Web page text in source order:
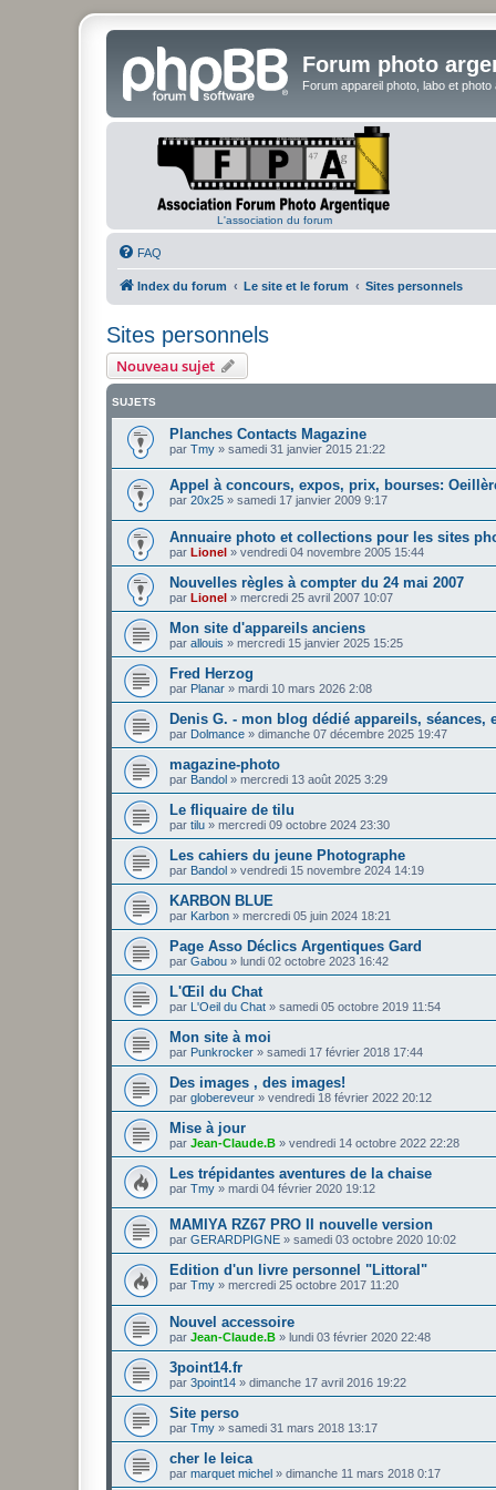
Forum photo
Forum appareil photo, labo et photo
L'association du forum
FAQ
Index du forum Le site et le forum Sites personnels
Sites personnels
Nouveau sujet
SUJETS
Planches Contacts Magazine
par Tmy » samedi 31 janvier 2015 21:22
Appel à concours, expos, prix, bourses:
par 20x25 » samedi 17 janvier 2009 9:17
Annuaire photo et collections pour les sites
par Lionel » vendredi 04 novembre 2005 15:44
Nouvelles règles à compter du 24 mai 2007
par Lionel » mercredi 25 avril 2007 10:07
Mon site d'appareils anciens
par allouis » mercredi 15 janvier 2025 15:25
Fred Herzog
par Planar » mardi 10 mars 2026 2:08
Denis G. - mon blog dédié appareils, séances,
par Dolmance » dimanche 07 décembre 2025 19:47
magazine-photo
par Bandol » mercredi 13 août 2025 3:29
Le fliquaire de tilu
par tilu » mercredi 09 octobre 2024 23:30
Les cahiers du jeune Photographe
par Bandol » vendredi 15 novembre 2024 14:19
KARBON BLUE
par Karbon » mercredi 05 juin 2024 18:21
Page Asso Déclics Argentiques Gard
par Gabou » lundi 02 octobre 2023 16:42
L'Œil du Chat
par L'Oeil du Chat » samedi 05 octobre 2019 11:54
Mon site à moi
par Punkrocker » samedi 17 février 2018 17:44
Des images , des images!
par globereveur » vendredi 18 février 2022 20:12
Mise à jour
par Jean-Claude.B » vendredi 14 octobre 2022 22:28
Les trépidantes aventures de la chaise
par Tmy » mardi 04 février 2020 19:12
MAMIYA RZ67 PRO II nouvelle version
par GERARDPIGNE » samedi 03 octobre 2020 10:02
Edition d'un livre personnel "Littoral"
par Tmy » mercredi 25 octobre 2017 11:20
Nouvel accessoire
par Jean-Claude.B » lundi 03 février 2020 22:48
3point14.fr
par 3point14 » dimanche 17 avril 2016 19:22
Site perso
par Tmy » samedi 31 mars 2018 13:17
cher le leica
par marquet michel » dimanche 11 mars 2018 0:17